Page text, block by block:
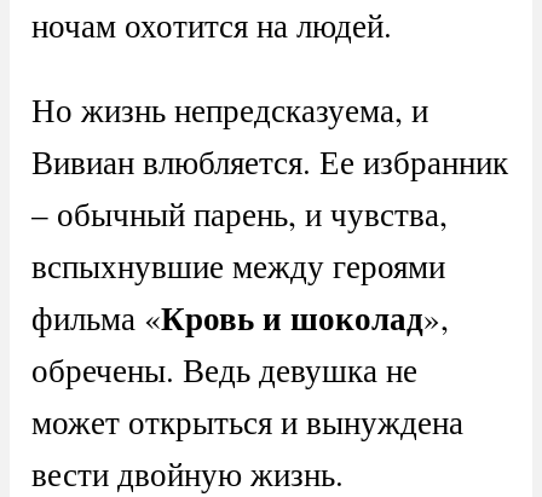
ночам охотится на людей.
Но жизнь непредсказуема, и
Вивиан влюбляется. Ее избранник
– обычный парень, и чувства,
вспыхнувшие между героями
фильма «Кровь и шоколад»,
обречены. Ведь девушка не
может открыться и вынуждена
вести двойную жизнь.